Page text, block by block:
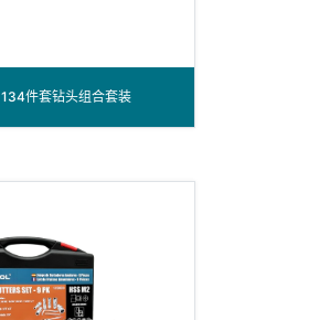
134件套钻头组合套装